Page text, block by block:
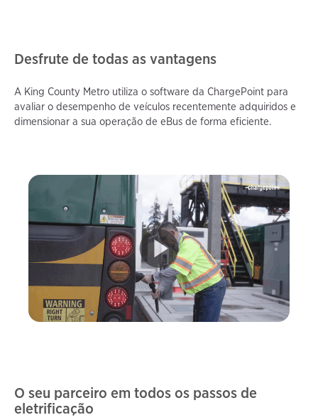
Desfrute de todas as vantagens
A King County Metro utiliza o software da ChargePoint para
avaliar o desempenho de veículos recentemente adquiridos e
dimensionar a sua operação de eBus de forma eficiente.
O seu parceiro em todos os passos de
eletrificação